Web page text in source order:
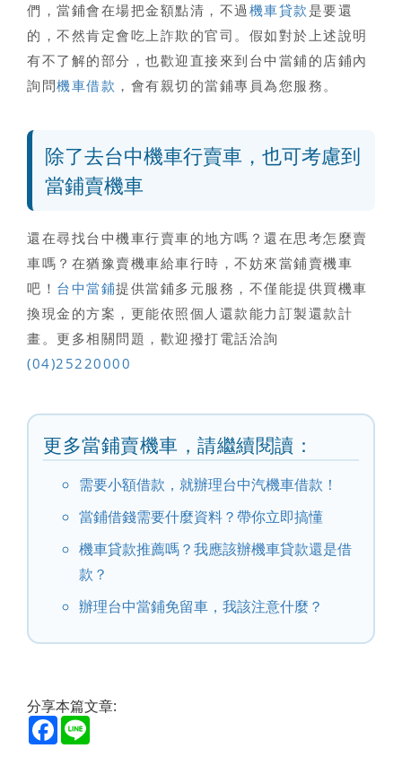
們，當鋪會在場把金額點清，不過 機車貸款 是要還
的，不然肯定會吃上詐欺的官司。假如對於上述說明
有不了解的部分，也歡迎直接來到台中當鋪的店鋪內
詢問機車借款 ，會有親切的當鋪專員為您服務。
除了去台中機車行賣車，也可考慮到
當鋪賣機車
還在尋找台中機車行賣車的地方嗎 ？還在思考怎麼賣
車嗎？ 在猶豫賣機車給車行時，不妨來當鋪賣機車
吧 ！ 台中當鋪提供當鋪多元服務，不僅能提供買機車
換現金的方案，更能依照個人還款能力訂製還款計
畫。更多相關問題，歡迎撥打電話洽詢
(04)25220000
更多當鋪賣機車，請繼續閱讀：
需要小額借款，就辦理台中汽機車借款！
當鋪借錢需要什麼資料？帶你立即搞懂
機車貸款推薦嗎？我應該辦機車貸款還是借
款？
辦理台中當鋪免留車，我該注意什麼？
分享本篇文章:
Facebook